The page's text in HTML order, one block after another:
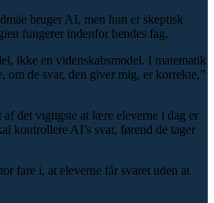
bruger AI, men hun er skeptisk
fungerer indenfor hendes fag.
ikke en videnskabsmodel. I matematik
om de svar, den giver mig, er korrekte,”
af det vigtigste at lære eleverne i dag er
kontrollere AI’s svar, førend de tager
fare i, at eleverne får svaret uden at